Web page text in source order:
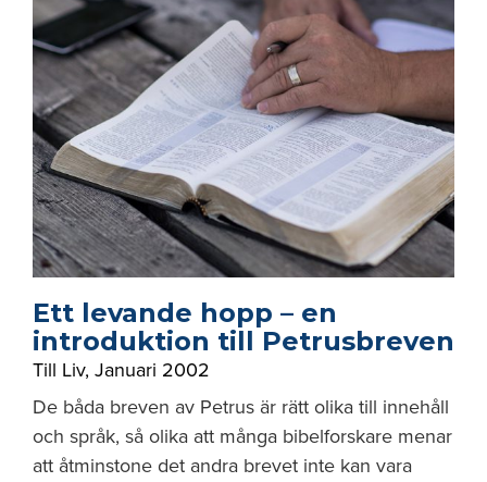
Ett levande hopp – en
introduktion till Petrusbreven
Till Liv, Januari 2002
De båda breven av Petrus är rätt olika till innehåll
och språk, så olika att många bibelforskare menar
att åtminstone det andra brevet inte kan vara